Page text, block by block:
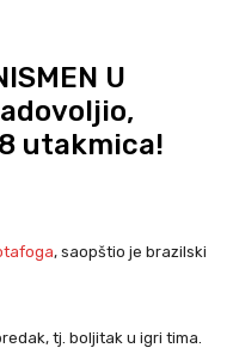
U
utakmica!
, saopštio je brazilski
tj. boljitak u igri tima.